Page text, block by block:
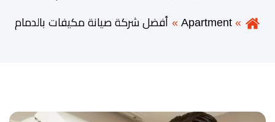
Apartment أفضل شركة صيانة مكيفات بالدمام